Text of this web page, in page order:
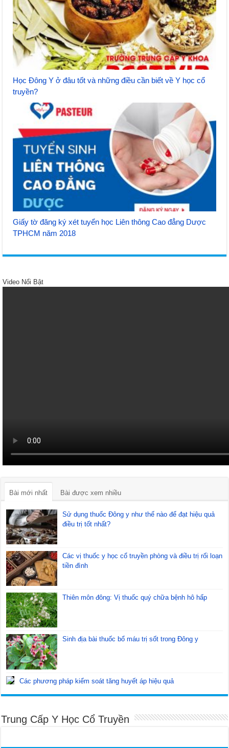
Học Đông Y ở đâu tốt và những điều cần biết về Y học cổ
truyền?
Giấy tờ đăng ký xét tuyển học Liên thông Cao đẳng Dược
TPHCM năm 2018
Video Nổi Bật
Bài mới nhất Bài được xem nhiều
Sử dụng thuốc Đông y như thế nào để đạt hiệu quả
điều trị tốt nhất?
Các vị thuốc y học cổ truyền phòng và điều trị rối loạn
tiền đình
Thiên môn đông: Vị thuốc quý chữa bệnh hô hấp
Sinh địa bài thuốc bổ máu trị sốt trong Đông y
Các phương pháp kiểm soát tăng huyết áp hiệu quả
Trung Cấp Y Học Cổ Truyền